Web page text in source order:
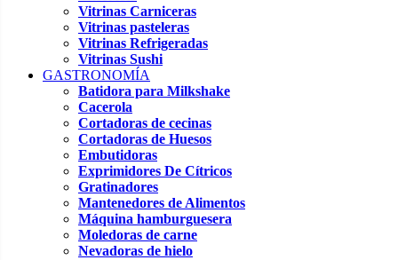
Vitrinas Carniceras
Vitrinas pasteleras
Vitrinas Refrigeradas
Vitrinas Sushi
GASTRONOMÍA
Batidora para Milkshake
Cacerola
Cortadoras de cecinas
Cortadoras de Huesos
Embutidoras
Exprimidores De Cítricos
Gratinadores
Mantenedores de Alimentos
Máquina hamburguesera
Moledoras de carne
Nevadoras de hielo